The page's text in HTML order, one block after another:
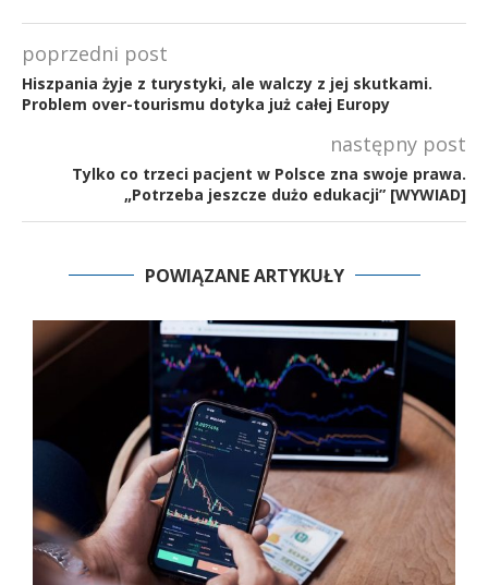
poprzedni post
Hiszpania żyje z turystyki, ale walczy z jej skutkami.
Problem over-tourismu dotyka już całej Europy
następny post
Tylko co trzeci pacjent w Polsce zna swoje prawa.
„Potrzeba jeszcze dużo edukacji” [WYWIAD]
POWIĄZANE ARTYKUŁY